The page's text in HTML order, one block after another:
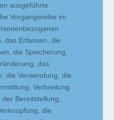
ausgeführte
Vorgangsreihe im
das Erfassen, die
die Speicherung,
das
die Verwendung, die
Verbreitung
Bereitstellung,
die